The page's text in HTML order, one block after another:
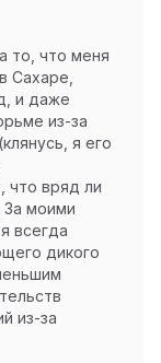
то, что меня
Сахаре,
и даже
из-за
я его
что вряд ли
За моими
всегда
дикого
из-за